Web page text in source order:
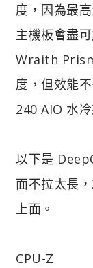
度，因為最
主機板會盡
Wraith
度，但效能
240 AIO 水
以下是
面不拉太長
上面。
CPU-Z